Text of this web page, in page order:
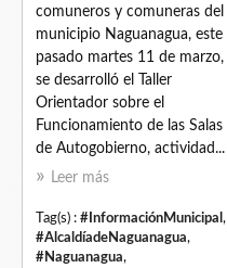
comuneros y comuneras del
municipio Naguanagua, este
pasado martes 11 de marzo,
se desarrolló el Taller
Orientador sobre el
Funcionamiento de las Salas
de Autogobierno, actividad...
Leer más
Tag(s) : #InformaciónMunicipal ,
#AlcaldíadeNaguanagua,
#Naguanagua,